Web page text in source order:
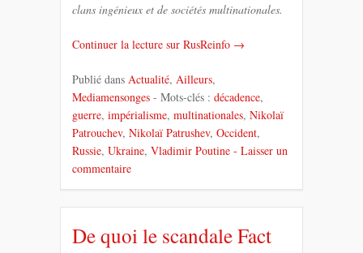
clans ingénieux et de sociétés multinationales.
Continuer la lecture sur RusReinfo →
Publié dans Actualité, Ailleurs,
Mediamensonges - Mots-clés : décadence,
guerre, impérialisme, multinationales, Nikolaï
Patrouchev, Nikolaï Patrushev, Occident,
Russie, Ukraine, Vladimir Poutine - Laisser un
commentaire
De quoi le scandale Fact